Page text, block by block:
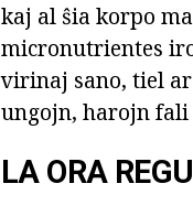
kaj al ŝia korpo
micronutrientes
virinaj sano, tiel
ungojn, harojn
LA ORA